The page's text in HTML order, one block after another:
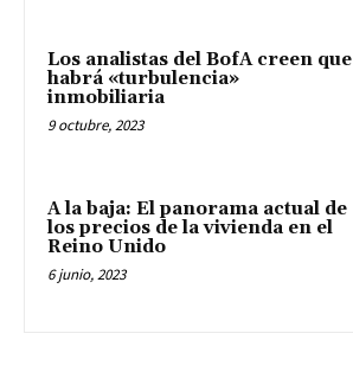
Los analistas del BofA creen que
habrá «turbulencia»
inmobiliaria
9 octubre, 2023
A la baja: El panorama actual de
los precios de la vivienda en el
Reino Unido
6 junio, 2023